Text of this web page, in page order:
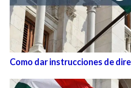
Como dar instrucciones de